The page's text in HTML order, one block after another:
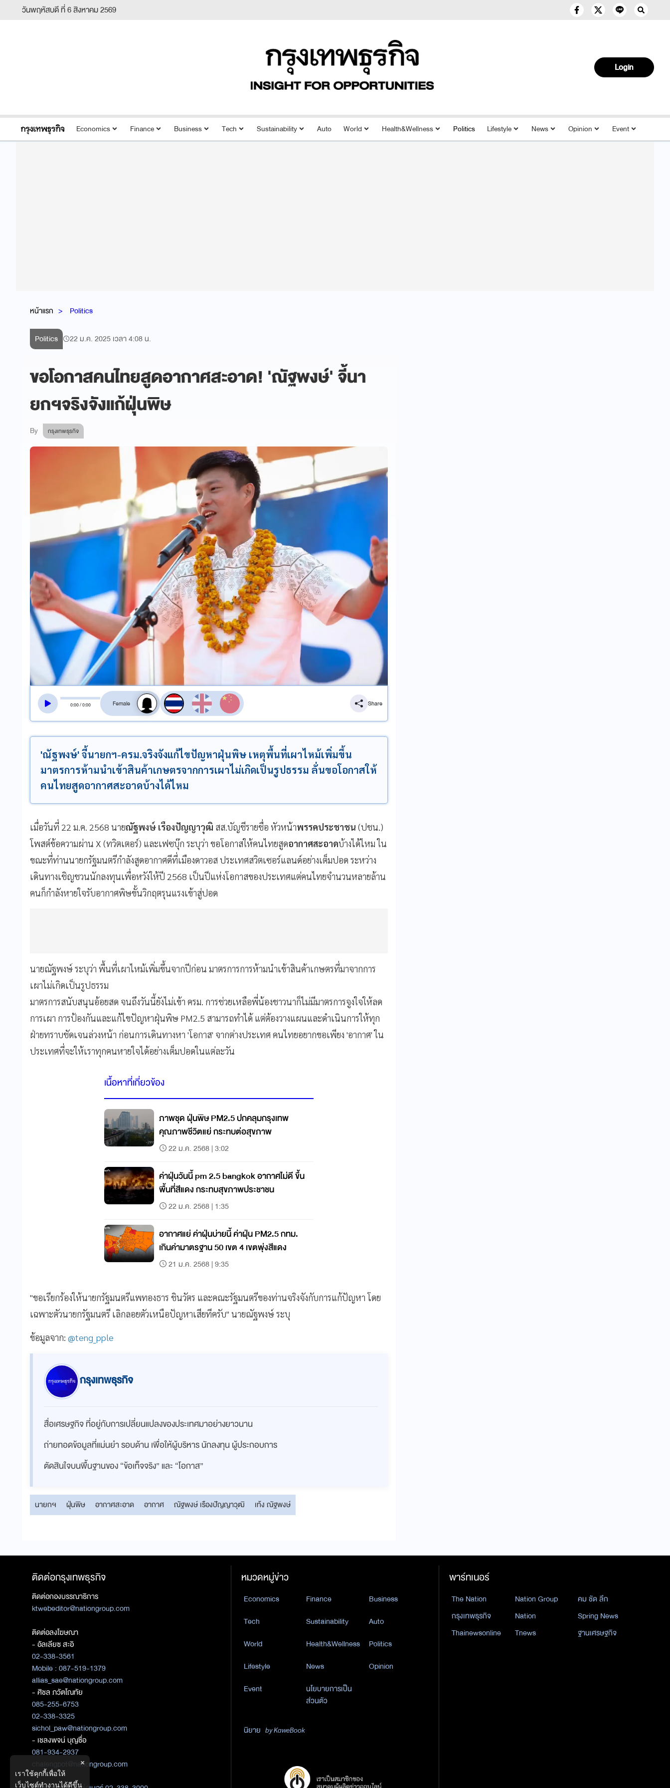
วันพฤหัสบดี ที่ 6 สิงหาคม 2569
Login
Economics Finance Business Tech Sustainability Auto World Health&Wellness Politics Lifestyle News Opinion Event
หน้าแรก Politics
Politics 22 ม.ค. 2025 เวลา 4:08 น.
ขอโอกาสคนไทยสูดอากาศสะอาด! 'ณัฐพงษ์' จี้นา
ยกฯจริงจังแก้ฝุ่นพิษ
By กรุงเทพธุรกิจ
0:00/0:00
สลับเสียงอ่าน
Share
'ณัฐพงษ์' จี้นายกฯ-ครม.จริงจังแก้ไขปัญหาฝุ่นพิษ เหตุพื้นที่เผาไหม้เพิ่มขึ้น
มาตรการห้ามนำเข้าสินค้าเกษตรจากการเผาไม่เกิดเป็นรูปธรรม ลั่นขอโอกาสให้
คนไทยสูดอากาศสะอาดบ้างได้ไหม
เมื่อวันที่ 22 ม.ค. 2568 นายณัฐพงษ์ เรืองปัญญาวุฒิ สส.บัญชีรายชื่อ หัวหน้าพรรคประชาชน (ปชน.)
โพสต์ข้อความผ่าน X (ทวิตเตอร์) และเฟซบุ๊ก ระบุว่า ขอโอกาสให้คนไทยสูดอากาศสะอาดบ้างได้ไหม ใน
ขณะที่ท่านนายกรัฐมนตรีกำลังสูดอากาศดีที่เมืองดาวอส ประเทศสวิตเซอร์แลนด์อย่างเต็มปอด ระหว่าง
เดินทางเชิญชวนนักลงทุนเพื่อหวังให้ปี 2568 เป็นปีแห่งโอกาสของประเทศแต่คนไทยจำนวนหลายล้าน
คนก็กำลังหายใจรับอากาศพิษขั้นวิกฤตรุนแรงเข้าสู่ปอด
นายณัฐพงษ์ ระบุว่า พื้นที่เผาไหม้เพิ่มขึ้นจากปีก่อน มาตรการการห้ามนำเข้าสินค้าเกษตรที่มาจากการ
เผาไม่เกิดเป็นรูปธรรม
มาตรการสนับสนุนอ้อยสด จนถึงวันนี้ยังไม่เข้า ครม. การช่วยเหลือพี่น้องชาวนาก็ไม่มีมาตรการจูงใจให้ลด
การเผา การป้องกันและแก้ไขปัญหาฝุ่นพิษ PM2.5 สามารถทำได้ แต่ต้องวางแผนและดำเนินการให้ทุก
ฝ่ายทราบชัดเจนล่วงหน้า ก่อนการเดินทางหา 'โอกาส' จากต่างประเทศ คนไทยอยากขอเพียง 'อากาศ' ใน
ประเทศที่จะให้เราทุกคนหายใจได้อย่างเต็มปอดในแต่ละวัน
เนื้อหาที่เกี่ยวข้อง
ภาพชุด ฝุ่นพิษ PM2.5 ปกคลุมกรุงเทพ
คุณภาพชีวิตแย่ กระทบต่อสุขภาพ
22 ม.ค. 2568 | 3:02
ค่าฝุ่นวันนี้ pm 2.5 bangkok อากาศไม่ดี ขึ้น
พื้นที่สีแดง กระทบสุขภาพประชาชน
22 ม.ค. 2568 | 1:35
อากาศแย่ ค่าฝุ่นบ่ายนี้ ค่าฝุ่น PM2.5 กทม.
เกินค่ามาตรฐาน 50 เขต 4 เขตพุ่งสีแดง
21 ม.ค. 2568 | 9:35
"ขอเรียกร้องให้นายกรัฐมนตรีแพทองธาร ชินวัตร และคณะรัฐมนตรีของท่านจริงจังกับการแก้ปัญหา โดย
เฉพาะตัวนายกรัฐมนตรี เลิกลอยตัวเหนือปัญหาเสียทีครับ" นายณัฐพงษ์ ระบุ
ข้อมูลจาก: @teng_pple
กรุงเทพธุรกิจ
สื่อเศรษฐกิจ ที่อยู่กับการเปลี่ยนแปลงของประเทศมาอย่างยาวนาน
ถ่ายทอดข้อมูลที่แม่นยำ รอบด้าน เพื่อให้ผู้บริหาร นักลงทุน ผู้ประกอบการ
ตัดสินใจบนพื้นฐานของ “ข้อเท็จจริง” และ “โอกาส”
นายกฯ ฝุ่นพิษ อากาศสะอาด อากาศ ณัฐพงษ์ เรืองปัญญาวุฒิ เท้ง ณัฐพงษ์
ติดต่อกรุงเทพธุรกิจ
ติดต่อกองบรรณาธิการ
ktwebeditor@nationgroup.com
ติดต่อลงโฆษณา
- อัลเลียซ สะอิ
02-338-3561
Mobile : 087-519-1379
allias_sae@nationgroup.com
- ศิชล ภวัตโณทัย
085-255-6753
02-338-3325
sichol_paw@nationgroup.com
- เชลงพจน์ บุญซื่อ
081-934-2937
chalengpot@nationgroup.com
หมวดหมู่ข่าว
Economics Finance
Business
Tech
Sustainability
Auto
World
Health&Wellness
Politics
Lifestyle
News
Opinion
Event
นโยบายการเป็น
ส่วนตัว
นิยาย by KaweBook
พาร์ทเนอร์
The Nation Nation Group
คม ชัด ลึก
กรุงเทพธุรกิจ
Nation
Spring News
Thainewsonline
Tnews ฐานเศรษฐกิจ
×
เราใช้คุกกี้เพื่อให้
เว็บไซต์ทำงานได้ดีขึ้น